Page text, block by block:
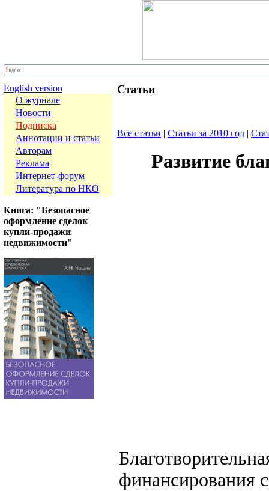
English version
О журнале
Новости
Подписка
Аннотации и статьи
Авторам
Реклама
Интернет-форум
Литература по НКО
Книга: "Безопасное
оформление сделок
купли-продажи
недвижимости"
Статьи
Все статьи | Статьи за 2010 год |
Развитие
финансирования